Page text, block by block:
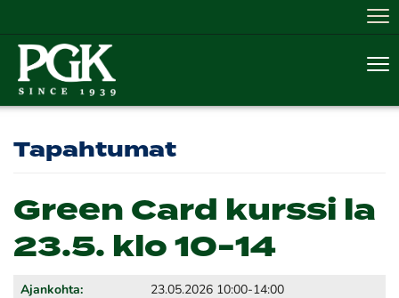
Tapahtumat
Green Card kurssi la
23.5. klo 10-14
Ajankohta: 23.05.2026 10:00-14:00